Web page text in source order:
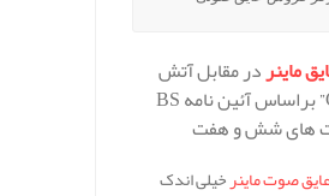
ماینردر مقابل آتش
براساس آئین نامهBS
های شش و هفت
صوت ماینرخیلی اندک